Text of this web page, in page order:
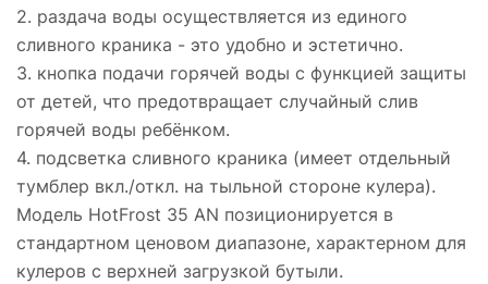
2. раздача воды осуществляется из единого
сливного краника - это удобно и эстетично.
3. кнопка подачи горячей воды с функцией защиты
от детей, что предотвращает случайный слив
горячей воды ребёнком.
4. подсветка сливного краника (имеет отдельный
тумблер вкл./откл. на тыльной стороне кулера).
Модель HotFrost 35 AN позиционируется в
стандартном ценовом диапазоне, характерном для
кулеров с верхней загрузкой бутыли.